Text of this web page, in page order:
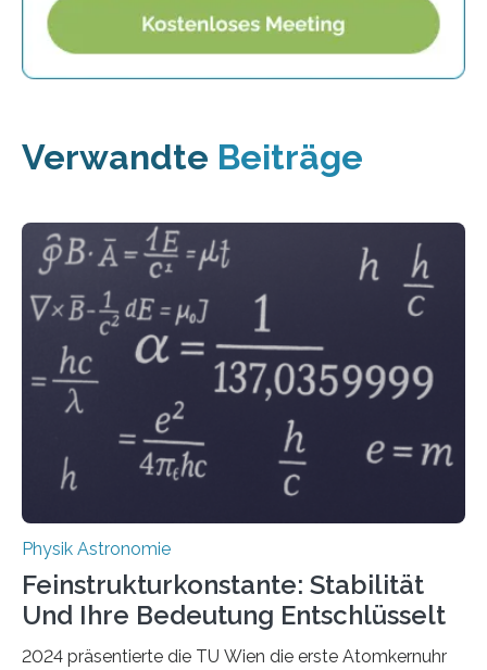
Verwandte Beiträge
Physik Astronomie
Feinstrukturkonstante: Stabilität
Und Ihre Bedeutung Entschlüsselt
2024 präsentierte die TU Wien die erste Atomkernuhr